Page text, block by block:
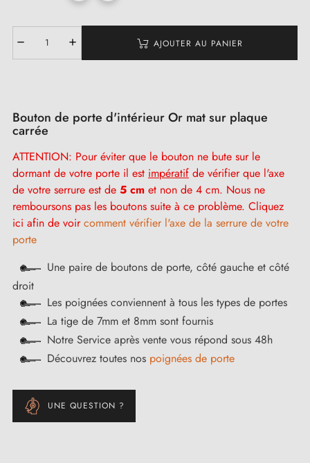
AJOUTER AU PANIER
Bouton de porte d'intérieur Or mat sur plaque
carrée
ATTENTION: Pour éviter que le bouton ne bute sur le
dormant de votre porte il est impératif de vérifier que l'axe
de votre serrure est de 5 cm et non de 4 cm. Nous ne
remboursons pas les boutons suite à ce problème. Cliquez
ici afin de voircomment vérifier l'axe de la serrure de votre
porte
Une paire de boutons de porte, côté gauche et côté
droit
Les poignées conviennent à tous les types de portes
La tige de 7mm et 8mm sont fournis
Notre Service après vente vous répond sous 48h
Découvrez toutes nos poignées de porte
UNE QUESTION ?